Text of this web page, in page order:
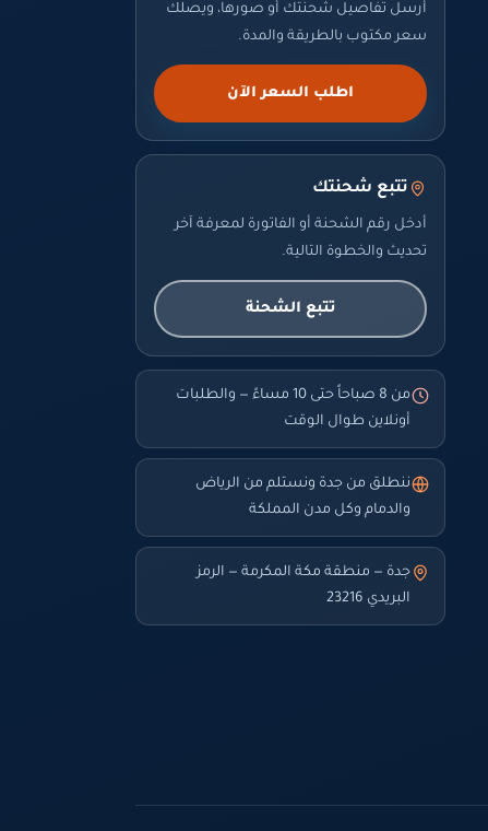
أرسل تفاصيل شحنتك أو صورها، ويصلك
سعر مكتوب بالطريقة والمدة.
اطلب السعر الآن
تتبع شحنتك
أدخل رقم الشحنة أو الفاتورة لمعرفة آخر
تحديث والخطوة التالية.
تتبع الشحنة
من 8 صباحاً حتى 10 مساءً — والطلبات
أونلاين طوال الوقت
ننطلق من جدة ونستلم من الرياض
والدمام وكل مدن المملكة
جدة — منطقة مكة المكرمة — الرمز
البريدي 23216